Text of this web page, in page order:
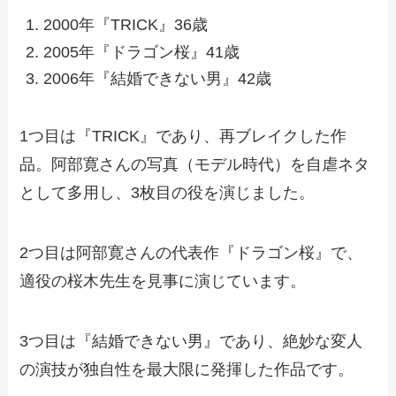
2000年『TRICK』36歳
2005年『ドラゴン桜』41歳
2006年『結婚できない男』42歳
1つ目は『TRICK』であり、再ブレイクした作
品。阿部寛さんの写真（モデル時代）を自虐ネタ
として多用し、3枚目の役を演じました。
2つ目は阿部寛さんの代表作『ドラゴン桜』で、
適役の桜木先生を見事に演じています。
3つ目は『結婚できない男』であり、絶妙な変人
の演技が独自性を最大限に発揮した作品です。